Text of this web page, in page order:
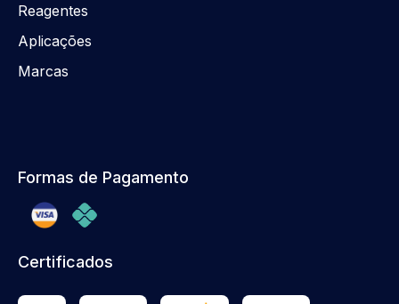
Reagentes
Aplicações
Marcas
Formas de Pagamento
Certificados